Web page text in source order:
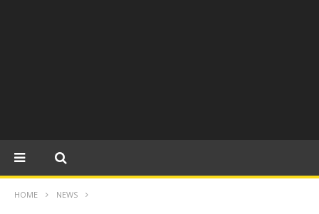
HOME NEWS